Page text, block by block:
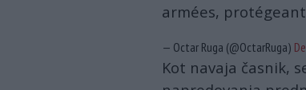
armées,
— Octar Ruga (@OctarRuga)
Kot navaja časnik,